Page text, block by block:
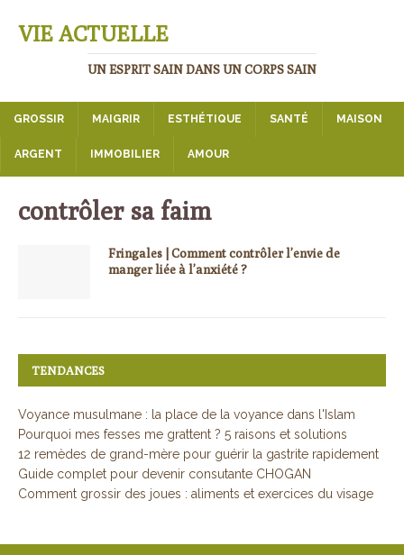
VIE ACTUELLE
UN ESPRIT SAIN DANS UN CORPS SAIN
GROSSIR MAIGRIR ESTHÉTIQUE SANTÉ MAISON
ARGENT IMMOBILIER AMOUR
contrôler sa faim
Fringales | Comment contrôler l’envie de
manger liée à l’anxiété ?
TENDANCES
Voyance musulmane : la place de la voyance dans l'Islam
Pourquoi mes fesses me grattent ? 5 raisons et solutions
12 remèdes de grand-mère pour guérir la gastrite rapidement
Guide complet pour devenir consutante CHOGAN
Comment grossir des joues : aliments et exercices du visage